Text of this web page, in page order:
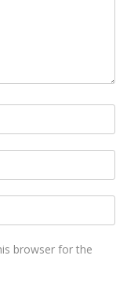
browser for the